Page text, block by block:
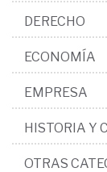
DERECHO
ECONOMÍA
EMPRESA
HISTORIA Y
OTRAS